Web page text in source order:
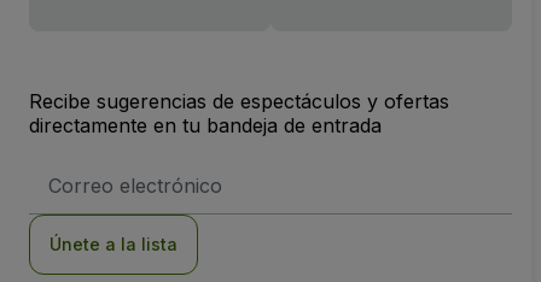
Recibe sugerencias de espectáculos y ofertas
directamente en tu bandeja de entrada
de
Únete a la lista